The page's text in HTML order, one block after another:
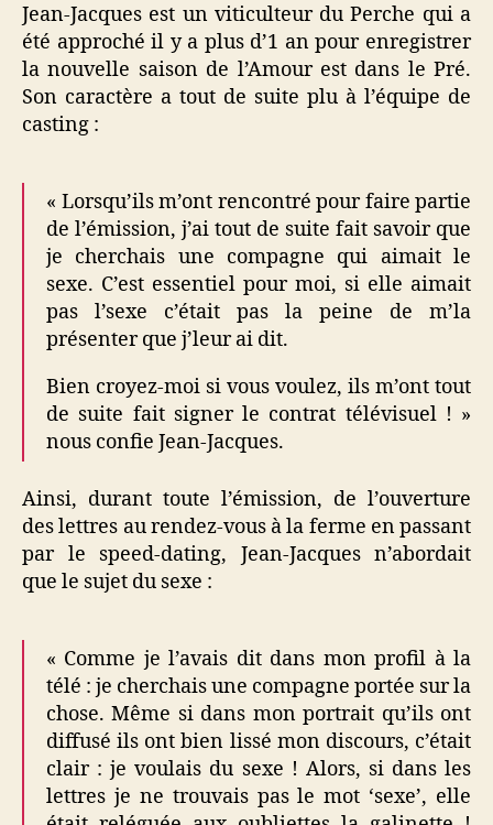
Jean-Jacques est un viticulteur du Perche qui a
été approché il y a plus d’1 an pour enregistrer
la nouvelle saison de l’Amour est dans le Pré.
Son caractère a tout de suite plu à l’équipe de
casting :
« Lorsqu’ils m’ont rencontré pour faire partie
de l’émission, j’ai tout de suite fait savoir que
je cherchais une compagne qui aimait le
sexe. C’est essentiel pour moi, si elle aimait
pas l’sexe c’était pas la peine de m’la
présenter que j’leur ai dit.
Bien croyez-moi si vous voulez, ils m’ont tout
de suite fait signer le contrat télévisuel ! »
nous confie Jean-Jacques.
Ainsi, durant toute l’émission, de l’ouverture
des lettres au rendez-vous à la ferme en passant
par le speed-dating, Jean-Jacques n’abordait
que le sujet du sexe :
« Comme je l’avais dit dans mon profil à la
télé : je cherchais une compagne portée sur la
chose. Même si dans mon portrait qu’ils ont
diffusé ils ont bien lissé mon discours, c’était
clair : je voulais du sexe ! Alors, si dans les
lettres je ne trouvais pas le mot ‘sexe’, elle